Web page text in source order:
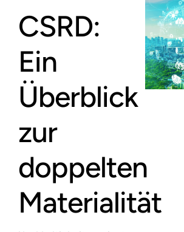
CSRD:
Ein
Überblick
zur
doppelten
Materialität